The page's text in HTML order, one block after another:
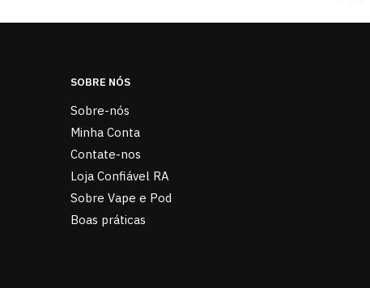
SOBRE NÓS
Sobre-nós
Minha Conta
Contate-nos
Loja Confiável RA
Sobre Vape e Pod
Boas práticas